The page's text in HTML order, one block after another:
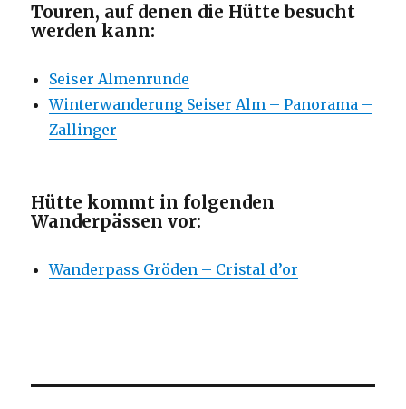
Touren, auf denen die Hütte besucht
werden kann:
Seiser Almenrunde
Winterwanderung Seiser Alm – Panorama –
Zallinger
Hütte kommt in folgenden
Wanderpässen vor:
Wanderpass Gröden – Cristal d’or